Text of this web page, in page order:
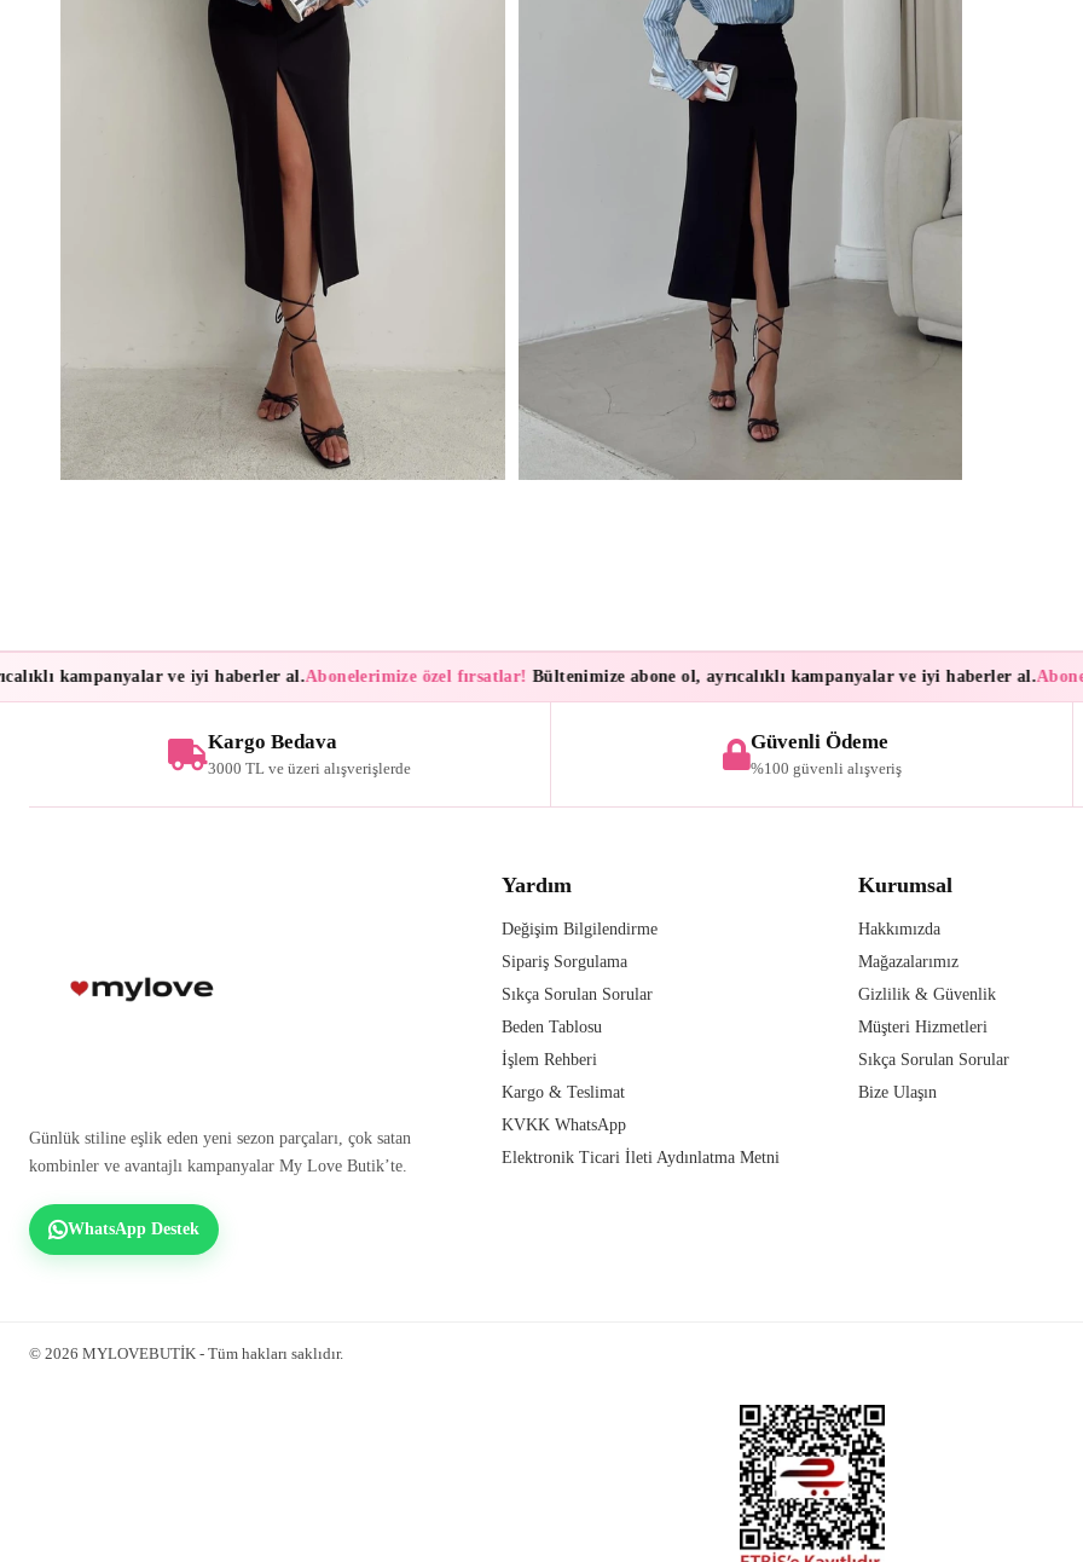
kampanyalar ve iyi haberler al.Abonelerimize özel fırsatlar!Bültenimize abone ol, ayrıcalıklı kampanyalar ve iyi haberler al.
Kargo Bedava
3000 TL ve üzeri alışverişlerde
Güvenli Ödeme
%100 güvenli alışveriş
Günlük stiline eşlik eden yeni sezon parçaları, çok satan
kombinler ve avantajlı kampanyalar My Love Butik’te.
WhatsApp Destek
Yardım
Değişim Bilgilendirme
Sipariş Sorgulama
Sıkça Sorulan Sorular
Beden Tablosu
İşlem Rehberi
Kargo & Teslimat
KVKK WhatsApp
Elektronik Ticari İleti Aydınlatma Metni
Kurumsal
Hakkımızda
Mağazalarımız
Gizlilik & Güvenlik
Müşteri Hizmetleri
Sıkça Sorulan Sorular
Bize Ulaşın
© 2026 MYLOVEBUTİK - Tüm hakları saklıdır.